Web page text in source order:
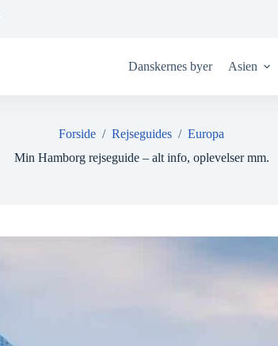
Danskernes byer Asien
Forside /Rejseguides /Europa
Min Hamborg rejseguide – alt info, oplevelser mm.